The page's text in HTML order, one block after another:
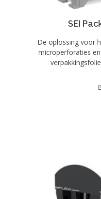
SEI
De oplossing voor
microperforaties